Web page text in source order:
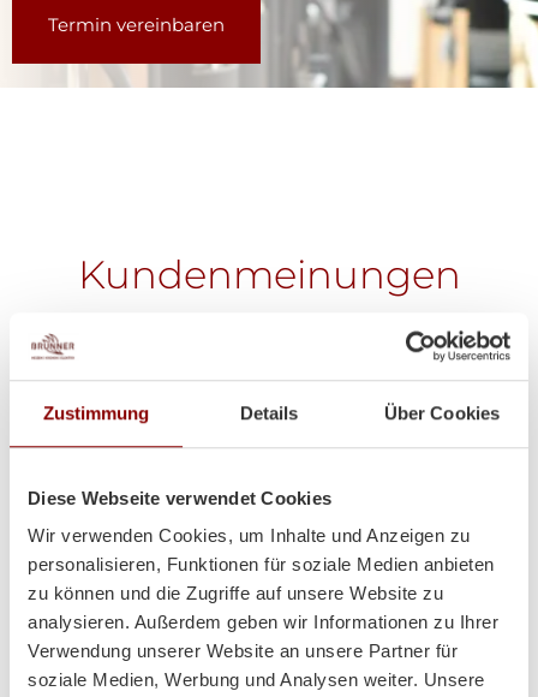
Zustimmung Details Über Cookies
Diese Webseite verwendet Cookies
Wir verwenden Cookies, um Inhalte und Anzeigen zu
personalisieren, Funktionen für soziale Medien anbieten
zu können und die Zugriffe auf unsere Website zu
analysieren. Außerdem geben wir Informationen zu Ihrer
Verwendung unserer Website an unsere Partner für
soziale Medien, Werbung und Analysen weiter. Unsere
Termin vereinbaren
Kundenmeinungen